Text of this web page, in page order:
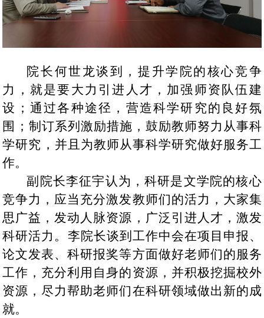
院长何世龙谈到，提升学院的核心竞争
力， 就是要大力引进人才，加强师资队伍建
设 ； 通过各种途径，营造科学研究的良好氛
围 ； 制订系列激励措施，鼓励教师努力从事科
学研究 ，并且 为教师从事科学研究做好服务工
作。
副院长李征宇认为，科研是文学院的核心
竞争力，应当充分激发教师们的活力，大家集
思广益，发动人脉资源，广泛引进人才，激发
科研活力。 李院长谈到工作中会在项目申报、
论文发表、科研报奖等方面做好老师们的服务
工作，充分利用自身的资源，并积极挖掘校外
资源，尽力帮助老师们在科研领域做出新的成
就。